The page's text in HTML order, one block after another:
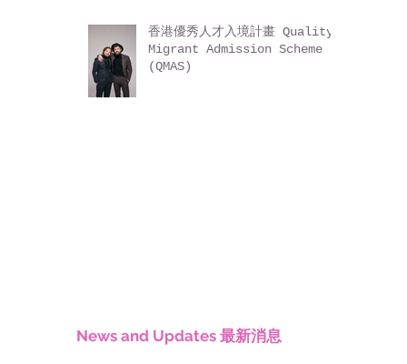
香港優秀人才入境計畫 Quality
Migrant Admission Scheme
(QMAS)
News and Updates 最新消息